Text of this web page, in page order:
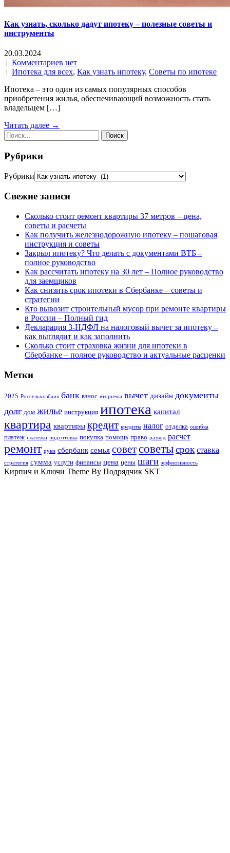
Как узнать, сколько дадут ипотеку – полезные советы и
инструменты
20.03.2024
| Комментариев нет
| Ипотека для всех, Как узнать ипотеку, Советы по ипотеке
Ипотека – это один из самых популярных способов
приобретения жилья, обеспечивающий возможность стать
владельцем […]
Читать далее →
Рубрики
Рубрики
Свежие записи
Сколько стоит ремонт квартиры 37 метров – цена,
советы и расчеты
Как получить железнодорожную ипотеку – пошаговая
инструкция и советы
Закрыл ипотеку? Что делать с документами ВТБ –
полное руководство
Как рассчитать ипотеку на 30 лет – Полное руководство
для заемщиков
Как снизить срок ипотеки в Сбербанке – советы и
стратегии
Кто вывозит строительный мусор при ремонте квартиры
в России – Полный гид
Декларация 3-НДФЛ на налоговый вычет за ипотеку –
как выглядит и как заполнить
Сколько стоит страховка жизни для ипотеки в
Сбербанке – полное руководство и актуальные расценки
Метки
2025 Россельхозбанк банк взнос вторичка вычет дизайн документы
долг дом жилье инструкция ипотека капитал
квартира квартиры кредит кредиты налог отделка ошибка
платеж платежи подготовка покупка помощь право развод расчет
ремонт руки сбербанк семья советсоветысрок ставка
стратегия сумма услуги финансы цена цены шаги эффективность
Кирпич и Ключи Theme By Подрядчик SKT